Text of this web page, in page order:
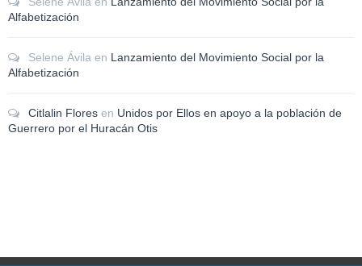
Alfabetización
Selene Ávila en Lanzamiento del Movimiento Social por la
Alfabetización
Citlalin Flores en Unidos por Ellos en apoyo a la población de
Guerrero por el Huracán Otis